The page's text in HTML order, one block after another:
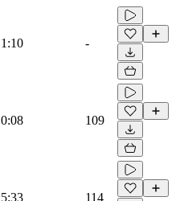
1:10 -
0:08 109
5:33 114